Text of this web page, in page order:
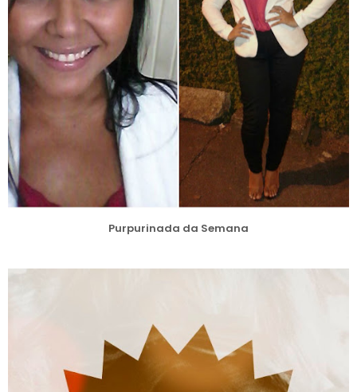
Purpurinada da Semana